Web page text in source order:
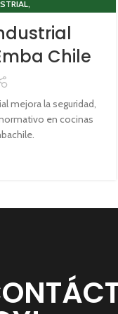
,
Chile
mejora la seguridad,
en cocinas